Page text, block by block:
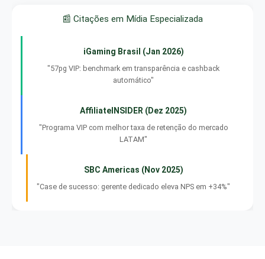
📰 Citações em Mídia Especializada
iGaming Brasil (Jan 2026)
"57pg VIP: benchmark em transparência e cashback
automático"
AffiliateINSIDER (Dez 2025)
"Programa VIP com melhor taxa de retenção do mercado
LATAM"
SBC Americas (Nov 2025)
"Case de sucesso: gerente dedicado eleva NPS em +34%"